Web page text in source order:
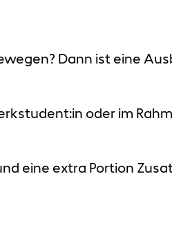
Dann ist eine
oder im
eine extra Portion